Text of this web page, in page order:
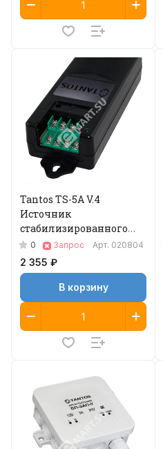
Tantos TS-5A V.4
Источник
стабилизированного
питания
0 Запрос Арт. 020804
2 355 ₽
В корзину